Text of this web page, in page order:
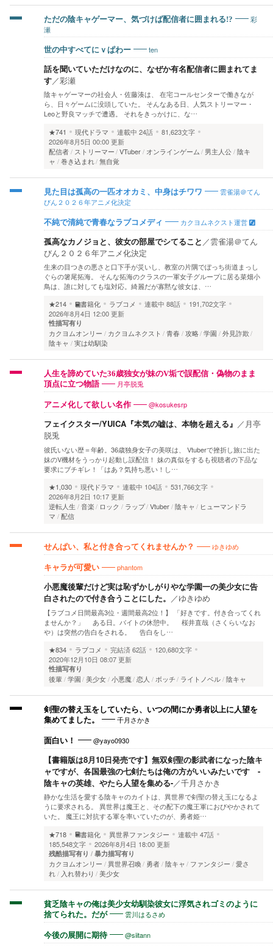
ただの陰キャゲーマー、気づけば配信者に囲まれる!?
彩
瀬
世の中すべてにｖぱわー ten
話を聞いていただけなのに、なぜか有名配信者に囲まれてま
す／彩瀬
陰キャゲーマーの社会人・佐藤湊は、 在宅コールセンターで働きなが
ら、日々ゲームに没頭していた。 そんなある日、人気ストリーマー・
Leoと野良マッチで遭遇。 それをきっかけに、な…
★741
現代ドラマ 連載中 24話
81,623文字
2026年8月5日 00:00 更新
配信者
ストリーマー VTuber オンラインゲーム 男主人公 陰キ
ャ
巻き込まれ 無自覚
見た目は孤高の一匹オオカミ、中身はチワワ
雲雀湯＠てん
びん２０２６年アニメ化決定
不純で清純で青春なラブコメディ カクヨムネクスト運営
孤高なカノジョと、彼女の部屋でシてること ／雲雀湯＠てん
びん２０２６年アニメ化決定
生来の目つきの悪さと口下手が災いし、教室の片隅でぼっち街道まっし
ぐらの箸尾拓海。 そんな拓海のクラスの一軍女子グループに居る菜畑小
鳥は、誰に対しても塩対応。綺麗だが寡黙な彼女は、…
★214
書籍化 ラブコメ 連載中 88話
191,702文字
2026年8月4日 12:00 更新
性描写有り
カクヨムオンリー カクヨムネクスト 青春 攻略 学園
外見詐欺
陰キャ
実は幼馴染
人生を諦めていた36歳独女が妹のV垢で誤配信・偽物のまま
頂点に立つ物語
月亭脱兎
アニメ化して欲しい名作 @kosukesrp
フェイクスター/YUICA『本気の嘘は、本物を超える』 ／ 月亭
脱兎
彼氏いない歴＝年齢。36歳独身女子の美咲は、 Vtuberで挫折し旅に出た
妹のV機材をうっかり起動し誤配信！ 妹の真似をするも視聴者の下品な
要求にブチギレ！「はあ？気持ち悪い！し…
★1,030
現代ドラマ 連載中 104話
531,766文字
2026年8月2日 10:17 更新
逆転人生
音楽 ロック ラップ Vtuber 陰キャ
ヒューマンドラ
マ
配信
せんぱい、私と付き合ってくれませんか？ ゆきゆめ
キャラが可愛い phantom
小悪魔後輩だけど実は恥ずかしがりやな学園一の美少女に告
白されたので付き合うことにした。 ／ゆきゆめ
【ラブコメ日間最高3位・週間最高2位！】 「好きです。付き合ってくれ
ませんか？」 ある日。バイトの休憩中。 桜井直哉（さくらいなお
や）は突然の告白をされる。 告白をし…
★834
ラブコメ 完結済62話
120,680文字
2020年12月10日 08:07 更新
性描写有り
後輩 学園 美少女 小悪魔 恋人 ボッチ ライトノベル 陰キャ
剣聖の替え玉をしていたら、いつの間にか勇者以上に人望を
集めてました。
千月さかき
面白い！ @yayo0930
【書籍版は8月10日発売です】無双剣聖の影武者になった陰キ
ャですが、各国最強の七剣たちは俺の方がいいみたいです -
陰キャの英雄、やたら人望を集める-／千月さかき
静かな生活を愛する陰キャのカイトは、異世界で剣聖の替え玉になるよ
うに要求される。 異世界は魔王と、その配下の魔王軍におびやかされて
いた。 魔王に対抗する軍を率いていたのが、勇者姫…
★718
書籍化 異世界ファンタジー 連載中 47話
185,548文字
2026年8月4日 18:00 更新
残酷描写有り 暴力描写有り
カクヨムオンリー 異世界召喚 勇者 陰キャ ファンタジー
愛さ
れ
入れ替わり 美少女
貧乏陰キャの俺は美少女幼馴染彼女に浮気されゴミのように
捨てられた。だが
雲川はるさめ
今後の展開に期待 @siitann